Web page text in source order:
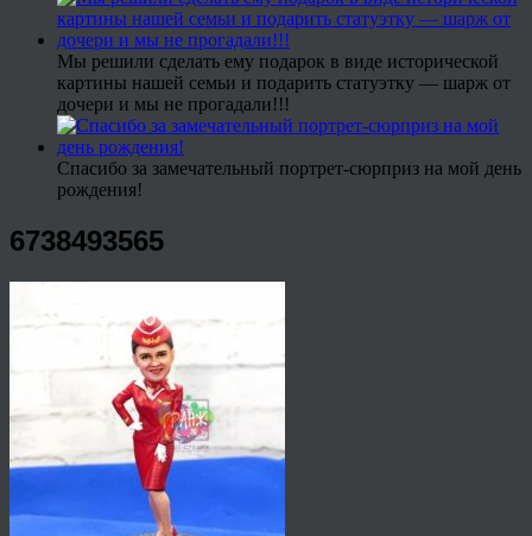
Мы решили сделать ему подарок в виде исторической
картины нашей семьи и подарить статуэтку — шарж от
дочери и мы не прогадали!!!
Спасибо за замечательный портрет-сюрприз на мой день
рождения!
6738493565